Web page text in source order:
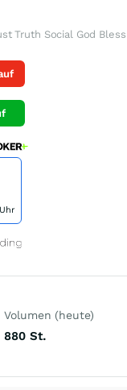
Truth Social God Bless
Volumen (heute)
880St.